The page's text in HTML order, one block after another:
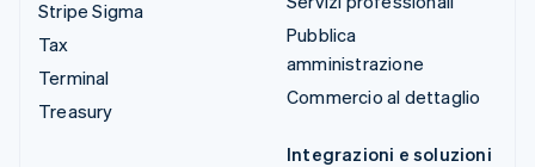
Stripe Sigma
Tax
Terminal
Treasury
Pubblica
amministrazione
Commercio al dettaglio
Integrazioni e soluzioni